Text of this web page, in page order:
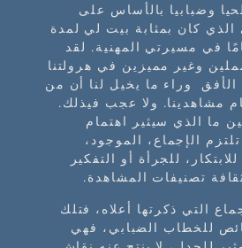
وضبابيا بالأساس على
الذي كان بمثابة بيت لي لمدة
في مسيرتي المهنية. لقد
وغير مميزين في هرولتنا
وراء ما يخيل لنا أن من
مشاهدينا. ولا عجب فيذلك.
ما الذي سيثير اهتمام
الإجماع، الموجود،
للجرأة أو التفكير
تصنيفات المشاهدة.
التي ذكرتها أعلاه، فتلك
للخطاب الضبابي، فهي